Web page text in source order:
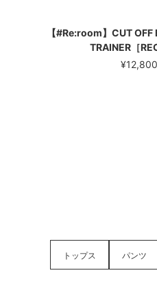
【#Re:room】CUT OFF
TRAINER［
¥12,800
トップス パンツ